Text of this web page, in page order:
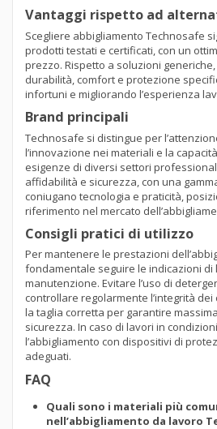
Vantaggi rispetto ad
Scegliere abbigliamento Technosafe
prodotti testati e certificati, con un
prezzo. Rispetto a soluzioni
durabilità, comfort e protezione
infortuni e migliorando l’esperienza
Brand principali
Technosafe si distingue per
l’innovazione nei materiali e la
esigenze di diversi settori
affidabilità e sicurezza, con una
coniugano tecnologia e praticità,
riferimento nel mercato
Consigli pratici di utilizzo
Per mantenere le prestazioni
fondamentale seguire le indicazioni di
manutenzione. Evitare l’uso di
controllare regolarmente l’integrità
la taglia corretta per garantire
sicurezza. In caso di lavori in
l’abbigliamento con dispositivi di
adeguati.
FAQ
Quali sono i materiali più
nell’abbigliamento da lavoro